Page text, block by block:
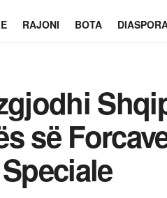
RAJONI BOTA
së